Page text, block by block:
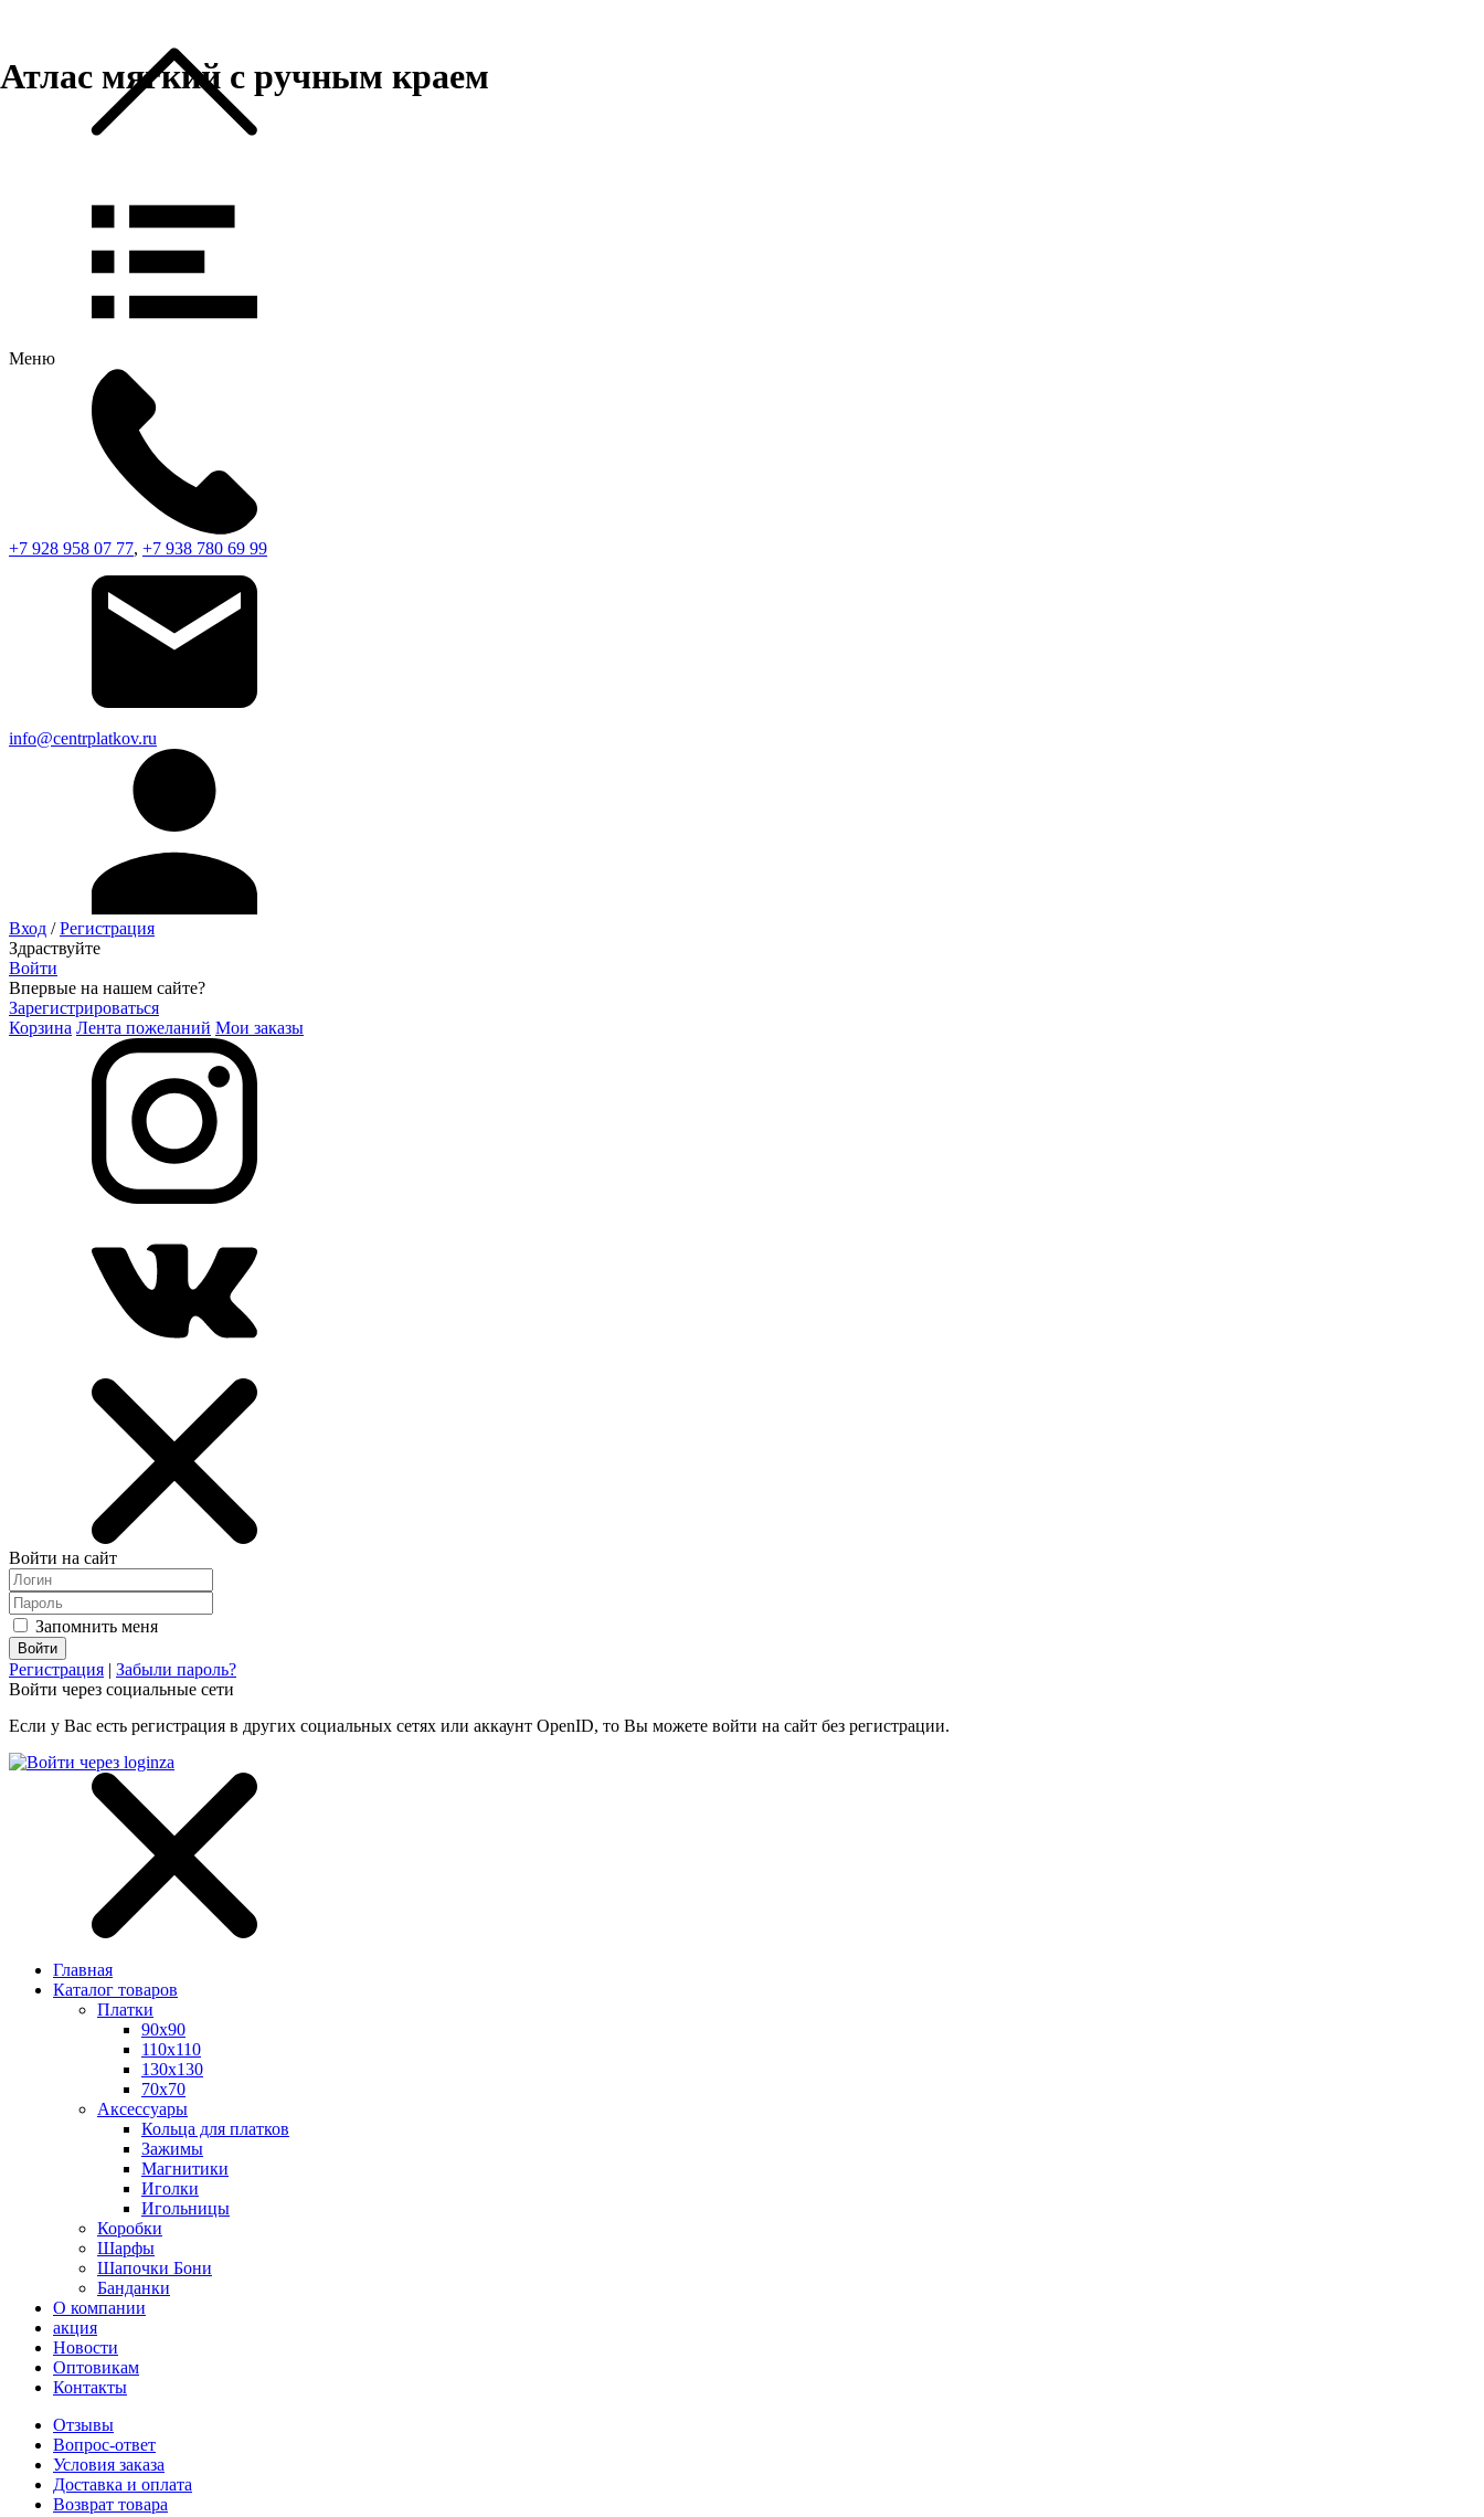
Меню
+7 928 958 07 77, +7 938 780 69 99
info@centrplatkov.ru
Вход /Регистрация
Здраствуйте
Войти
Впервые на нашем сайте?
Зарегистрироваться
Корзина Лента пожеланий Мои заказы
Войти на сайт
Запомнить меня
Регистрация | Забыли пароль?
Войти через социальные сети
Если у Вас есть регистрация в других социальных сетях или аккаунт OpenID, то Вы можете войти на сайт без регистрации.
Главная
Каталог товаров
Платки
90x90
110x110
130x130
70х70
Аксессуары
Кольца для платков
Зажимы
Магнитики
Иголки
Игольницы
Коробки
Шарфы
Шапочки Бони
Банданки
О компании
акция
Новости
Оптовикам
Контакты
Отзывы
Вопрос-ответ
Условия заказа
Доставка и оплата
Возврат товара
Атлас мягкий с ручным краем